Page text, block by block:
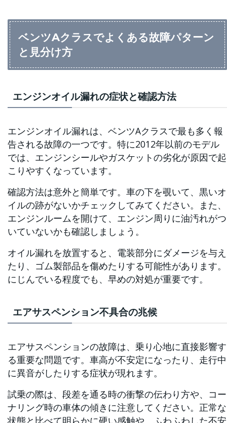
ベンツAクラスでよくある故障パターン
と見分け方
エンジンオイル漏れの症状と確認方法
エンジンオイル漏れは、ベンツAクラスで最も多く報
告される故障の一つです。特に2012年以前のモデル
では、エンジンシールやガスケットの劣化が原因で起
こりやすくなっています。
確認方法は意外と簡単です。車の下を覗いて、黒いオ
イルの跡がないかチェックしてみてください。また、
エンジンルームを開けて、エンジン周りに油汚れがつ
いていないかも確認しましょう。
オイル漏れを放置すると、電装部分にダメージを与え
たり、ゴム製部品を傷めたりする可能性があります。
にじんでいる程度でも、早めの対処が重要です。
エアサスペンション不具合の兆候
エアサスペンションの故障は、乗り心地に直接影響す
る重要な問題です。車高が不安定になったり、走行中
に異音がしたりする症状が現れます。
試乗の際は、段差を通る時の衝撃の伝わり方や、コー
ナリング時の車体の傾きに注意してください。正常な
状態と比べて明らかに硬い感触や、ふわふわした不安